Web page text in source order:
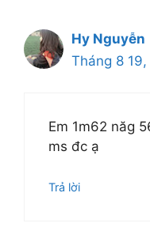
Hy Nguyễn
Tháng 8
Em 1m62 năg
ms đc ạ
Trả lời